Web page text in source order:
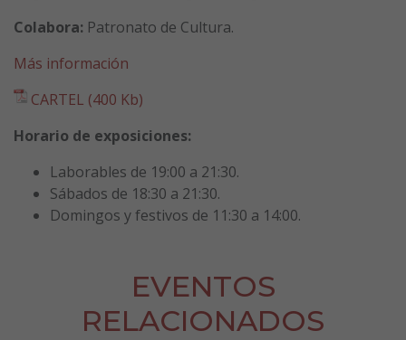
Colabora: Patronato de Cultura.
Más información
CARTEL (400 Kb)
Horario de exposiciones:
Laborables de 19:00 a 21:30.
Sábados de 18:30 a 21:30.
Domingos y festivos de 11:30 a 14:00.
EVENTOS
RELACIONADOS